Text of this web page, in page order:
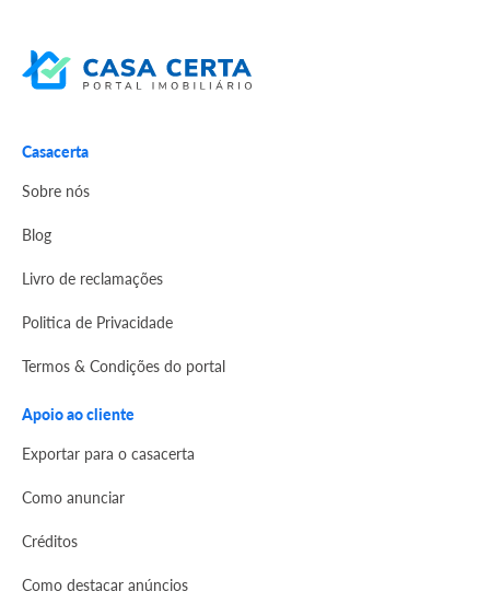
Casacerta
Sobre nós
Blog
Livro de reclamações
Politica de Privacidade
Termos & Condições do portal
Apoio ao cliente
Exportar para o casacerta
Como anunciar
Créditos
Como destacar anúncios